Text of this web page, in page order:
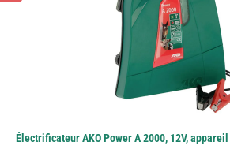
Électrificateur AKO Power A 2000, 12V,